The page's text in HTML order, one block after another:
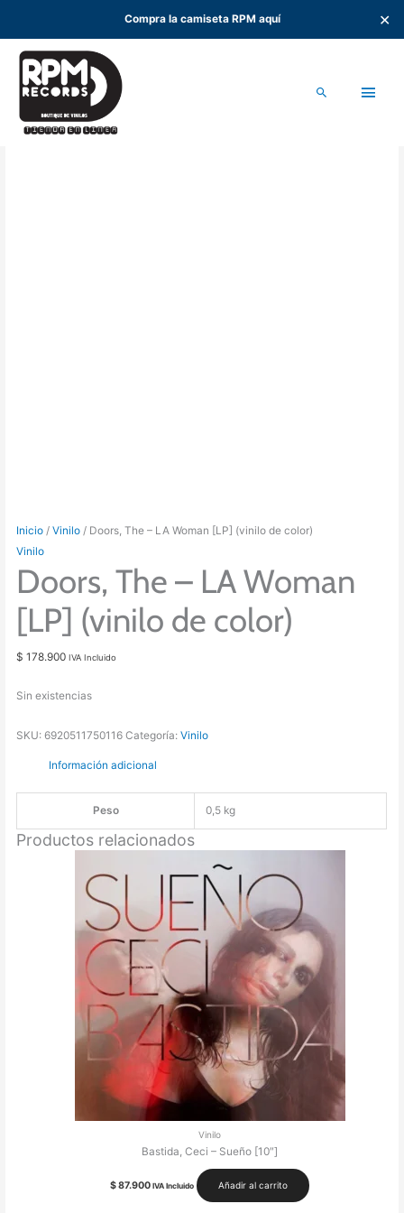
Compra la camiseta RPM aquí ✕
contenido
Buscar
Inicio /Vinilo / Doors, The – LA Woman [LP] (vinilo de color)
Vinilo
Doors, The – LA Woman
[LP] (vinilo de color)
$ 178.900 IVA Incluido
Sin existencias
SKU:6920511750116 Categoría:Vinilo
Información adicional
Peso 0,5 kg
Productos relacionados
Vinilo
Bastida, Ceci – Sueño [10″]
$87.900 IVA Incluido Añadir al carrito